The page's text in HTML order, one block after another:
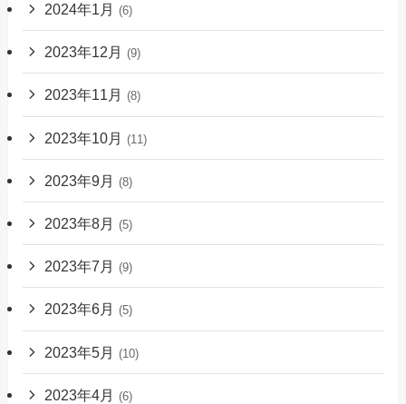
2024年1月 (6)
2023年12月 (9)
2023年11月 (8)
2023年10月 (11)
2023年9月 (8)
2023年8月 (5)
2023年7月 (9)
2023年6月 (5)
2023年5月 (10)
2023年4月 (6)